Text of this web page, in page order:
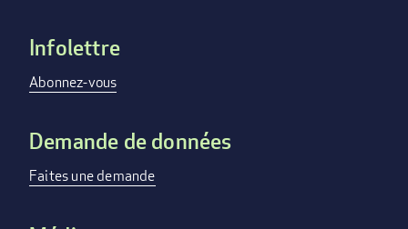
Footer
menu
Infolettre
Abonnez-vous
Demande de données
Faites une demande